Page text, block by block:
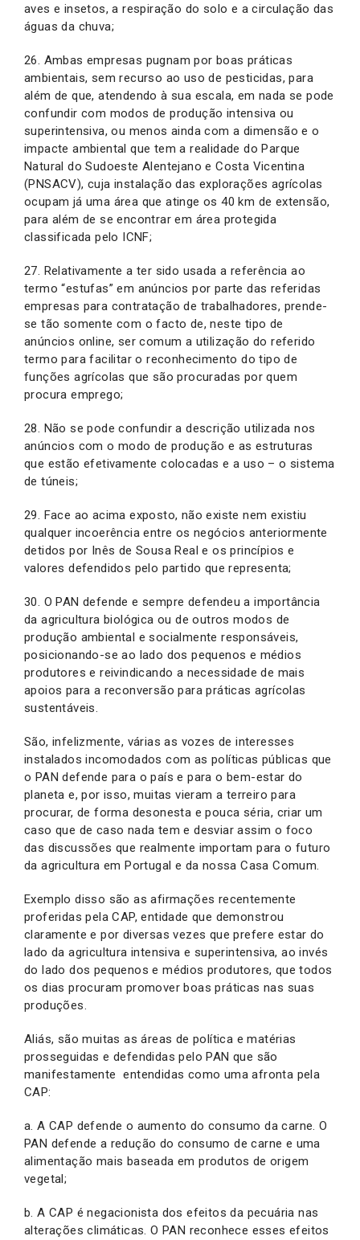
aves e insetos, a respiração do solo e a circulação das
águas da chuva;
26. Ambas empresas pugnam por boas práticas
ambientais, sem recurso ao uso de pesticidas, para
além de que, atendendo à sua escala, em nada se pode
confundir com modos de produção intensiva ou
superintensiva, ou menos ainda com a dimensão e o
impacte ambiental que tem a realidade do Parque
Natural do Sudoeste Alentejano e Costa Vicentina
(PNSACV), cuja instalação das explorações agrícolas
ocupam já uma área que atinge os 40 km de extensão,
para além de se encontrar em área protegida
classificada pelo ICNF;
27. Relativamente a ter sido usada a referência ao
termo “estufas” em anúncios por parte das referidas
empresas para contratação de trabalhadores, prende-
se tão somente com o facto de, neste tipo de
anúncios online, ser comum a utilização do referido
termo para facilitar o reconhecimento do tipo de
funções agrícolas que são procuradas por quem
procura emprego;
28. Não se pode confundir a descrição utilizada nos
anúncios com o modo de produção e as estruturas
que estão efetivamente colocadas e a uso – o sistema
de túneis;
29. Face ao acima exposto, não existe nem existiu
qualquer incoerência entre os negócios anteriormente
detidos por Inês de Sousa Real e os princípios e
valores defendidos pelo partido que representa;
30. O PAN defende e sempre defendeu a importância
da agricultura biológica ou de outros modos de
produção ambiental e socialmente responsáveis,
posicionando-se ao lado dos pequenos e médios
produtores e reivindicando a necessidade de mais
apoios para a reconversão para práticas agrícolas
sustentáveis.
São, infelizmente, várias as vozes de interesses
instalados incomodados com as políticas públicas que
o PAN defende para o país e para o bem-estar do
planeta e, por isso, muitas vieram a terreiro para
procurar, de forma desonesta e pouca séria, criar um
caso que de caso nada tem e desviar assim o foco
das discussões que realmente importam para o futuro
da agricultura em Portugal e da nossa Casa Comum.
Exemplo disso são as afirmações recentemente
proferidas pela CAP, entidade que demonstrou
claramente e por diversas vezes que prefere estar do
lado da agricultura intensiva e superintensiva, ao invés
do lado dos pequenos e médios produtores, que todos
os dias procuram promover boas práticas nas suas
produções.
Aliás, são muitas as áreas de política e matérias
prosseguidas e defendidas pelo PAN que são
manifestamente entendidas como uma afronta pela
CAP:
a. A CAP defende o aumento do consumo da carne. O
PAN defende a redução do consumo de carne e uma
alimentação mais baseada em produtos de origem
vegetal;
b. A CAP é negacionista dos efeitos da pecuária nas
alterações climáticas. O PAN reconhece esses efeitos